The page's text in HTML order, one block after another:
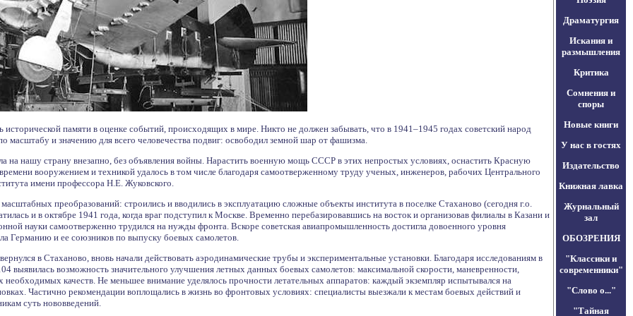
исторической памяти в оценке событий, происходящих в мире. Никто не должен забывать, что в 1941–1945 годах советский народ
масштабу и значению для всего человечества подвиг: освободил земной шар от фашизма.
на нашу страну внезапно, без объявления войны. Нарастить военную мощь СССР в этих непростых условиях, оснастить Красную
вооружением и техникой удалось в том числе благодаря самоотверженному труду ученых, инженеров, рабочих Центрального
имени профессора Н.Е. Жуковского.
преобразований: строились и вводились в эксплуатацию сложные объекты института в поселке Стаханово (сегодня г.о.
и в октябре 1941 года, когда враг подступил к Москве. Временно перебазировавшись на восток и организовав филиалы в Казани и
науки самоотверженно трудился на нужды фронта. Вскоре советская авиапромышленность достигла довоенного уровня
Германию и ее союзников по выпуску боевых самолетов.
в Стаханово, вновь начали действовать аэродинамические трубы и экспериментальные установки. Благодаря исследованиям в
выявилась возможность значительного улучшения летных данных боевых самолетов: максимальной скорости, маневренности,
необходимых качеств. Не меньшее внимание уделялось прочности летательных аппаратов: каждый экземпляр испытывался на
Частично рекомендации воплощались в жизнь во фронтовых условиях: специалисты выезжали к местам боевых действий и
суть нововведений.
Драматургия
Искания и
размышления
Критика
Сомнения и
споры
Новые книги
У нас в гостях
Издательство
Книжная лавка
Журнальный
зал
ОБОЗРЕНИЯ
"Классики и
современники"
"Слово о..."
"Тайная